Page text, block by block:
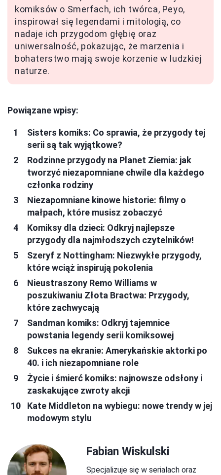
komiksów o Smerfach, ich twórca, Peyo,
inspirował się legendami i mitologią, co
nadaje ich przygodom głębię oraz
uniwersalność, pokazując, że marzenia i
bohaterstwo mają swoje korzenie w ludzkiej
naturze.
Powiązane wpisy:
Sisters komiks: Co sprawia, że przygody tej
serii są tak wyjątkowe?
Rodzinne przygody na Planet Ziemia: jak
tworzyć niezapomniane chwile dla każdego
członka rodziny
Niezapomniane kinowe historie: filmy o
małpach, które musisz zobaczyć
Komiksy dla dzieci: Odkryj najlepsze
przygody dla najmłodszych czytelników!
Szeryf z Nottingham: Niezwykłe przygody,
które wciąż inspirują pokolenia
Nieustraszony Remo Williams w
poszukiwaniu Złota Bractwa: Przygody,
które zachwycają
Sandman komiks: Odkryj tajemnice
powstania legendy serii komiksowej
Sukces na ekranie: Amerykańskie aktorki po
40. i ich niezapomniane role
Życie i śmierć komiks: najnowsze odsłony i
zaskakujące zwroty akcji
Kate Middleton na wybiegu: nowe trendy w jej
modowym stylu
Fabian Wiskulski
Specjalizuje się w serialach oraz